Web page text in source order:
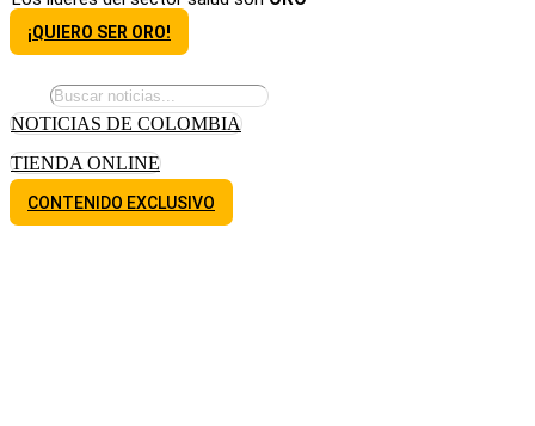
¡QUIERO SER ORO!
NOTICIAS DE COLOMBIA
TIENDA ONLINE
CONTENIDO EXCLUSIVO